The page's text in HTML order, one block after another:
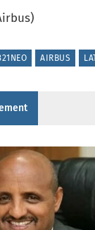
AIRBUS